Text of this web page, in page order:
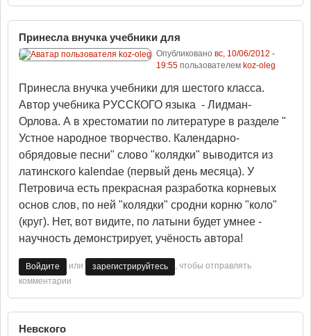
Принесла внучка учебники для
Опубликовано вс, 10/06/2012 -
19:55пользователем koz-oleg
Принесла внучка учебники для шестого класса.
Автор учебника РУССКОГО языка - Лидман-
Орлова. А в хрестоматии по литературе в разделе "
Устное народное творчество. Календарно-
обрядовые песни" слово "колядки" выводится из
латинского kalendae (первый день месяца). У
Петровича есть прекрасная разработка корневых
основ слов, по ней "колядки" сродни корню "коло"
(круг). Нет, вот видите, по латыни будет умнее -
научность демонстрирует, учёность автора!
Войдите или зарегистрируйтесь
, чтобы отправлять
комментарии
Невского